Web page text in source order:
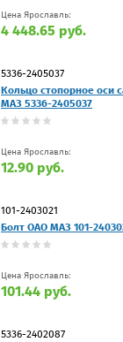
Цена Ярославль:
4 448.65 руб.
5336-2405037
Кольцо стопорное оси
МАЗ 5336-2405037
Цена Ярославль:
12.90 руб.
101-2403021
Болт ОАО МАЗ 101-
Цена Ярославль:
101.44 руб.
5336-2402087